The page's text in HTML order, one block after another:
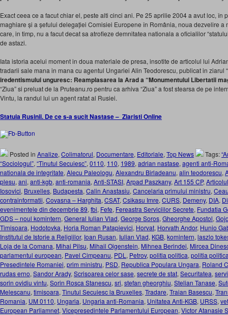
Exact ceea ce a facut chiar el, peste alti cinci ani. Pe 25 aprilie 2004 a avut loc, în
maghiare și a șefului delegației Comisiei Europene în România, noua dezvelire a
care, in timp, nu a facut decat sa atrofieze demnitatea nationala a oficialilor
de astazi.
Iata istoria acelui moment in doua materiale de presa, insotite de articolul lui
tradarii sale mana in mana cu agentul Ungariei Alin Teodorescu, publicat in ziarul
iredentismului unguresc: Reamplasarea la Arad a “Monumentului Libertatii
“Ziua” si preluat de la Pruteanu.ro pentru ca arhiva “Ziua” a fost stearsa de pe
Vintu, la randul lui un agent ratat al Rusiei.
Statuia Rusinii. De ce s-a sucit Nastase – Ziaristi Online
Posted in Analize, Colimatorul, Documentare, Editoriale, Top News Tags:
“Sociologul”, “Tinutul Secuiesc”, 0110, 110, 1989, adrian nastase, agenti anti-
nationala de integritate, Alecu Paleologu, Alexandru Birladeanu, alin teodorescu,
plesu, ani, anti-kgb, anti-romania, Anti-STASI, Arpad Paszkany, Art 155 CP,
Iosovici, Bruxelles, Budapesta, Calin Anastasiu, Cancelaria primului ministru,
contrainformatii, Covasna – Harghita, CSAT, Csikasu Imre, CURS, Demeny, DIA,
evenimentele din decembrie 89, fbi, Fefe, Fereastra Serviciilor Secrete, Fundatia
GDS – noul komintern, General Iulian Vlad, George Soros, Gheorghe Apostol,
Timisoara, Hodotovka, Horia Roman Patapievici, Horvat, Horvath Andor, Hunio
Institutul de Istorie a Religiilor, Ioan Rusan, Iulian Vlad, KGB, komintern, laszlo
Loja de la Comana, Mihai Pilsu, Mihail Oigenstein, Mihnea Berindei, Mircea
parlamentul european, Pavel Cimpeanu, PDL , Petrov, politia politica, politia
Presedintele Romaniei, prim ministru, PSD, Republica Populara Ungara, Roland
rudas erno, Sandor Arady, Scrisoarea celor sase, secrete de stat, Securitatea,
sorin ovidiu vintu, Sorin Rosca Stanescu, sri, stefan gheorghiu, Stelian Tanase,
Melescanu, timisoara, Tinutul Secuiesc la Bruxelles, Tradare, Traian Basescu,
Romania, UM 0110, Ungaria, Ungaria anti-Romania, Unitatea Anti-KGB, URSS,
European Parliamnet, Vicepresedintele Parlamentului European, Victor Atanasie